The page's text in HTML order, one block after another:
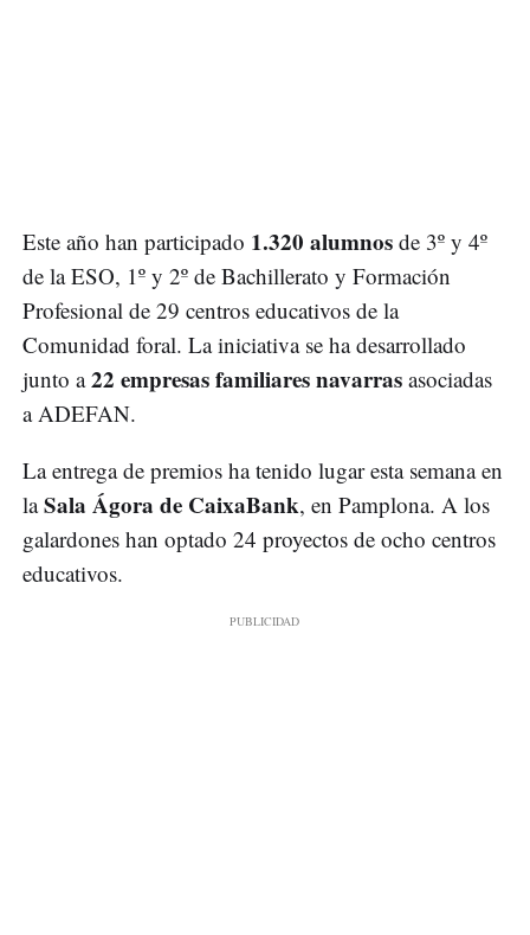
Este año han participado 1.320 alumnos de 3º y 4º
de la ESO, 1º y 2º de Bachillerato y Formación
Profesional de 29 centros educativos de la
Comunidad foral. La iniciativa se ha desarrollado
junto a22 empresas familiares navarras asociadas
a ADEFAN.
La entrega de premios ha tenido lugar esta semana en
laSala Ágora de CaixaBank, en Pamplona. A los
galardones han optado 24 proyectos de ocho centros
educativos.